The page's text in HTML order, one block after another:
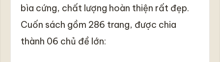
bìa cứng, chất lượng hoàn thiện rất đẹp.
Cuốn sách gồm 286 trang, được chia
thành 06 chủ đề lớn: